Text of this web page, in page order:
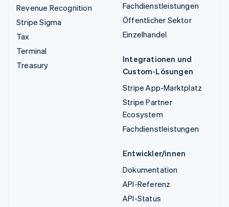
Revenue Recognition
Stripe Sigma
Tax
Terminal
Treasury
Fachdienstleistungen
Öffentlicher Sektor
Einzelhandel
Integrationen und
Custom-Lösungen
Stripe App-Marktplatz
Stripe Partner
Ecosystem
Fachdienstleistungen
Entwickler/innen
Dokumentation
API-Referenz
API-Status